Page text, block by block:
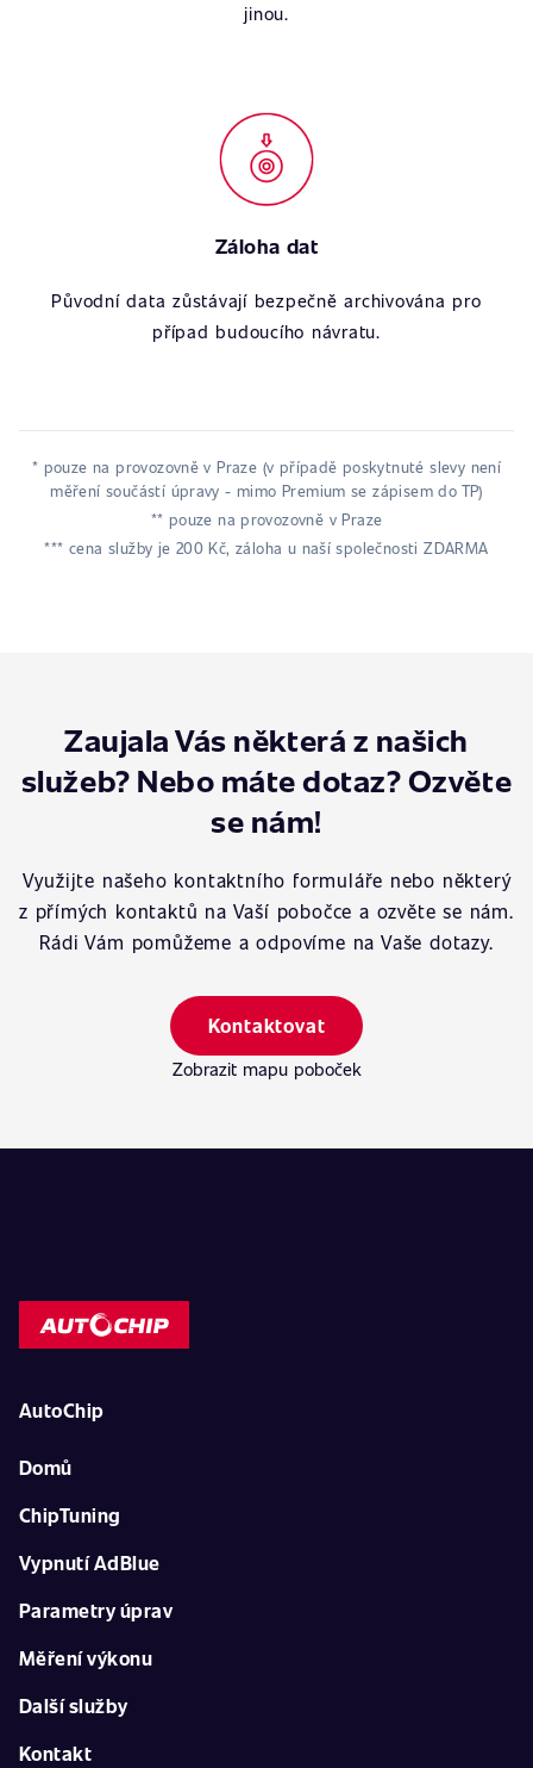
jinou.
Záloha dat
Původní data zůstávají bezpečně archivována pro
případ budoucího návratu.
* pouze na provozovně v Praze (v případě poskytnuté slevy není
měření součástí úpravy - mimo Premium se zápisem do TP)
** pouze na provozovně v Praze
*** cena služby je 200 Kč, záloha u naší společnosti ZDARMA
Zaujala Vás některá z našich
služeb? Nebo máte dotaz? Ozvěte
se nám!
Využijte našeho kontaktního formuláře nebo některý
z přímých kontaktů na Vaší pobočce a ozvěte se nám.
Rádi Vám pomůžeme a odpovíme na Vaše dotazy.
Kontaktovat
Zobrazit mapu poboček
AutoChip
Domů
ChipTuning
Vypnutí AdBlue
Parametry úprav
Měření výkonu
Další služby
Kontakt